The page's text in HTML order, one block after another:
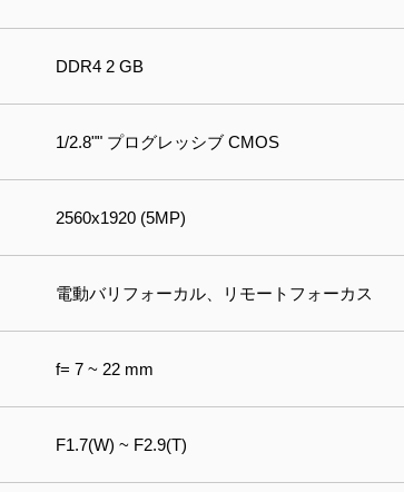
DDR4 2 GB
1/2.8"" プログレッシブ CMOS
2560x1920 (5MP)
電動バリフォーカル、リモートフォーカス
f= 7 ~ 22 mm
F1.7(W) ~ F2.9(T)